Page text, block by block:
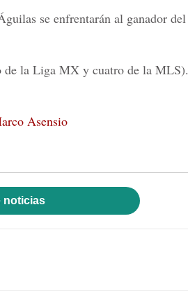
se enfrentarán al ganador del
de la Liga MX y cuatro de la MLS).
Asensio
noticias